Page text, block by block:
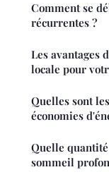
Comment se
récurrentes ?
Les avantages
locale pour
Quelles sont
économies
Quelle
sommeil